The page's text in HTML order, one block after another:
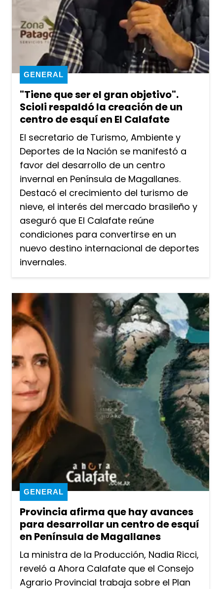
"Tiene que ser el gran objetivo".
Scioli respaldó la creación de un
centro de esquí en El Calafate
GENERAL
El secretario de Turismo, Ambiente y
Deportes de la Nación se manifestó a
favor del desarrollo de un centro
invernal en Península de Magallanes.
Destacó el crecimiento del turismo de
nieve, el interés del mercado brasileño y
aseguró que El Calafate reúne
condiciones para convertirse en un
nuevo destino internacional de deportes
invernales.
Provincia afirma que hay avances
para desarrollar un centro de esquí
en Península de Magallanes
GENERAL
La ministra de la Producción, Nadia Ricci,
reveló a Ahora Calafate que el Consejo
Agrario Provincial trabaja sobre el Plan